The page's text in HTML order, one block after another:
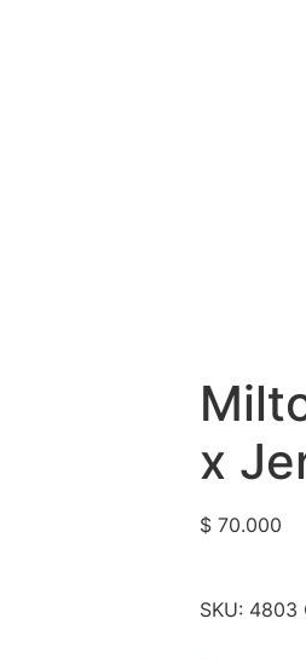
x
$70.000
SKU: 4803